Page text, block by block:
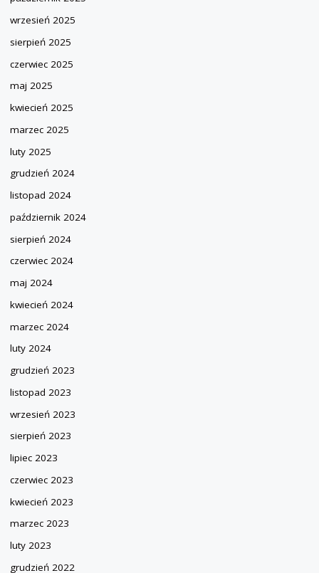
wrzesień 2025
sierpień 2025
czerwiec 2025
maj 2025
kwiecień 2025
marzec 2025
luty 2025
grudzień 2024
listopad 2024
październik 2024
sierpień 2024
czerwiec 2024
maj 2024
kwiecień 2024
marzec 2024
luty 2024
grudzień 2023
listopad 2023
wrzesień 2023
sierpień 2023
lipiec 2023
czerwiec 2023
kwiecień 2023
marzec 2023
luty 2023
grudzień 2022